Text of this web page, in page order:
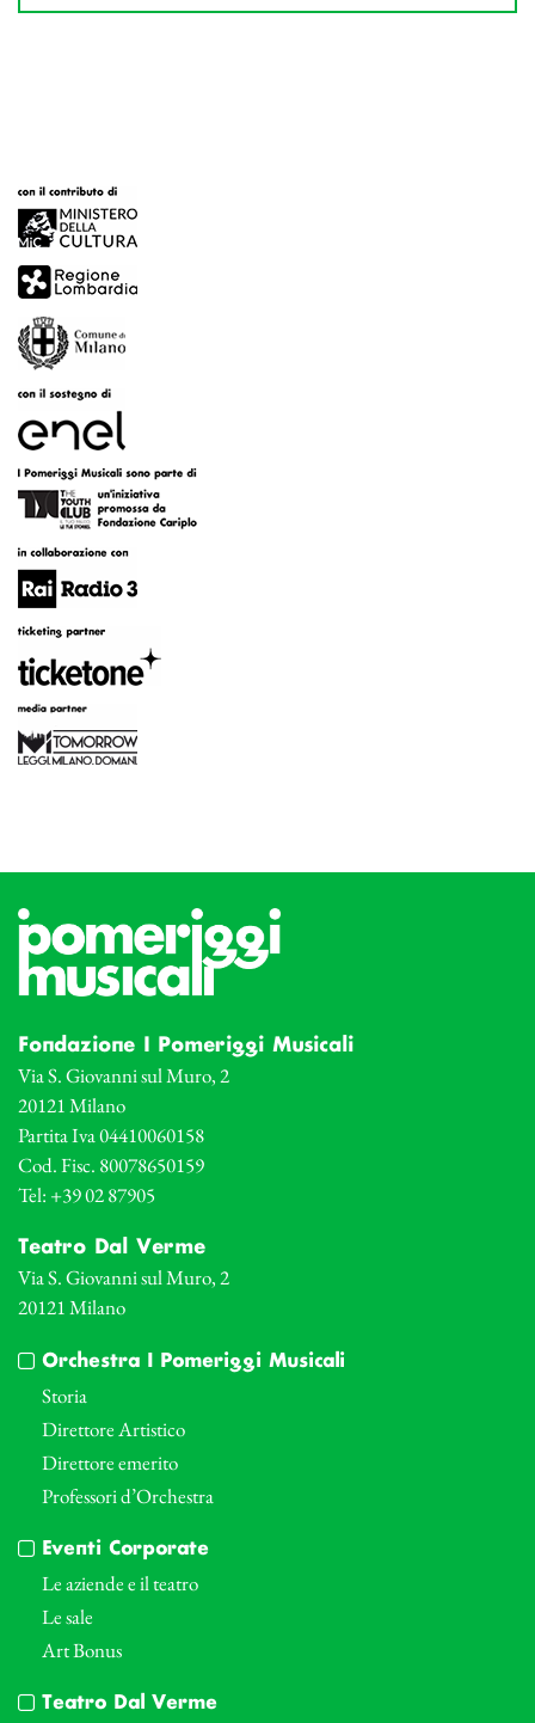
Fondazione I Pomeriggi Musicali
Via S. Giovanni sul Muro, 2
20121 Milano
Partita Iva 04410060158
Cod. Fisc. 80078650159
Tel: +39 02 87905
Teatro Dal Verme
Via S. Giovanni sul Muro, 2
20121 Milano
Orchestra I Pomeriggi Musicali
Storia
Direttore Artistico
Direttore emerito
Professori d’Orchestra
Eventi Corporate
Le aziende e il teatro
Le sale
Art Bonus
Teatro Dal Verme